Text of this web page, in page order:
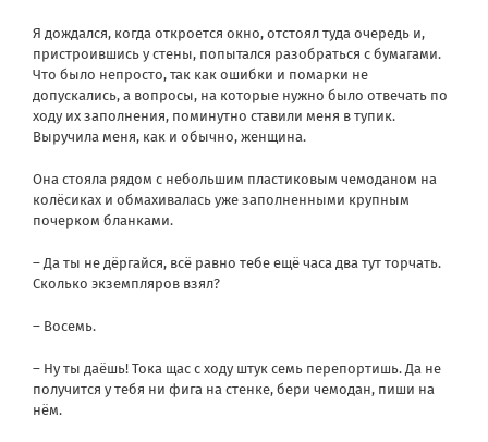
Я дождался, когда откроется окно, отстоял туда очередь и,
пристроившись у стены, попытался разобраться с бумагами.
Что было непросто, так как ошибки и помарки не
допускались, а вопросы, на которые нужно было отвечать по
ходу их заполнения, поминутно ставили меня в тупик.
Выручила меня, как и обычно, женщина.
Она стояла рядом с небольшим пластиковым чемоданом на
колёсиках и обмахивалась уже заполненными крупным
почерком бланками.
– Да ты не дёргайся, всё равно тебе ещё часа два тут торчать.
Сколько экземпляров взял?
– Восемь.
– Ну ты даёшь! Тока щас с ходу штук семь перепортишь. Да не
получится у тебя ни фига на стенке, бери чемодан, пиши на
нём.